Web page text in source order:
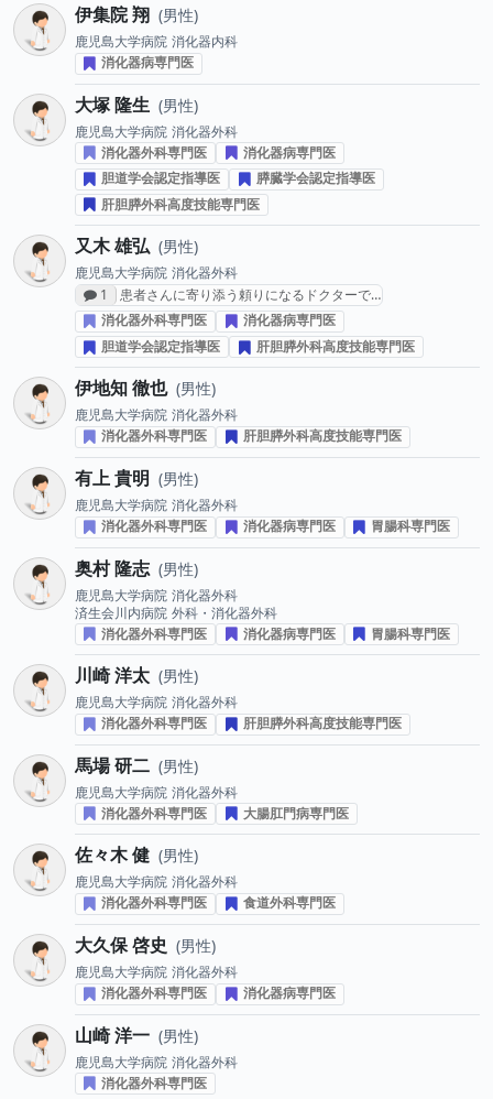
伊集院 翔 男性
鹿児島大学病院 消化器内科
消化器病専門医
大塚 隆生 男性
鹿児島大学病院 消化器外科
消化器外科専門医
消化器病専門医
胆道学会認定指導医
膵臓学会認定指導医
肝胆膵外科高度技能専門医
又木 雄弘 男性
鹿児島大学病院 消化器外科
感想投稿数
1
患者さんに寄り添う頼りになるドクターで…
消化器外科専門医
消化器病専門医
胆道学会認定指導医
肝胆膵外科高度技能専門医
伊地知 徹也 男性
鹿児島大学病院 消化器外科
消化器外科専門医
肝胆膵外科高度技能専門医
有上 貴明 男性
鹿児島大学病院 消化器外科
消化器外科専門医
消化器病専門医 胃腸科専門医
奥村 隆志 男性
鹿児島大学病院 消化器外科
済生会川内病院 外科・消化器外科
消化器外科専門医
消化器病専門医 胃腸科専門医
川崎 洋太 男性
鹿児島大学病院 消化器外科
消化器外科専門医
肝胆膵外科高度技能専門医
馬場 研二 男性
鹿児島大学病院 消化器外科
消化器外科専門医
大腸肛門病専門医
佐々木 健 男性
鹿児島大学病院 消化器外科
消化器外科専門医
食道外科専門医
大久保 啓史 男性
鹿児島大学病院 消化器外科
消化器外科専門医
消化器病専門医
山崎 洋一 男性
鹿児島大学病院 消化器外科
消化器外科専門医